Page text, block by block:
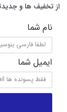
پایه ضد لغزش
طول سیم
اقلام همراه
از تخفیف ها و
نام شما
ایمیل شما